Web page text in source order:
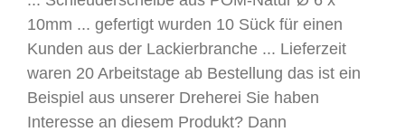
10mm ... gefertigt wurden 10 Sück für einen
Kunden aus der Lackierbranche ... Lieferzeit
waren 20 Arbeitstage ab Bestellung das ist ein
Beispiel aus unserer Dreherei Sie haben
Interesse an diesem Produkt? Dann